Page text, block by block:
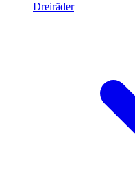
Dreiräder